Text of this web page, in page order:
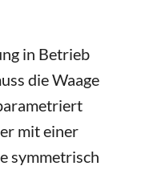
in Betrieb
die Waage
mit einer
symmetrisch